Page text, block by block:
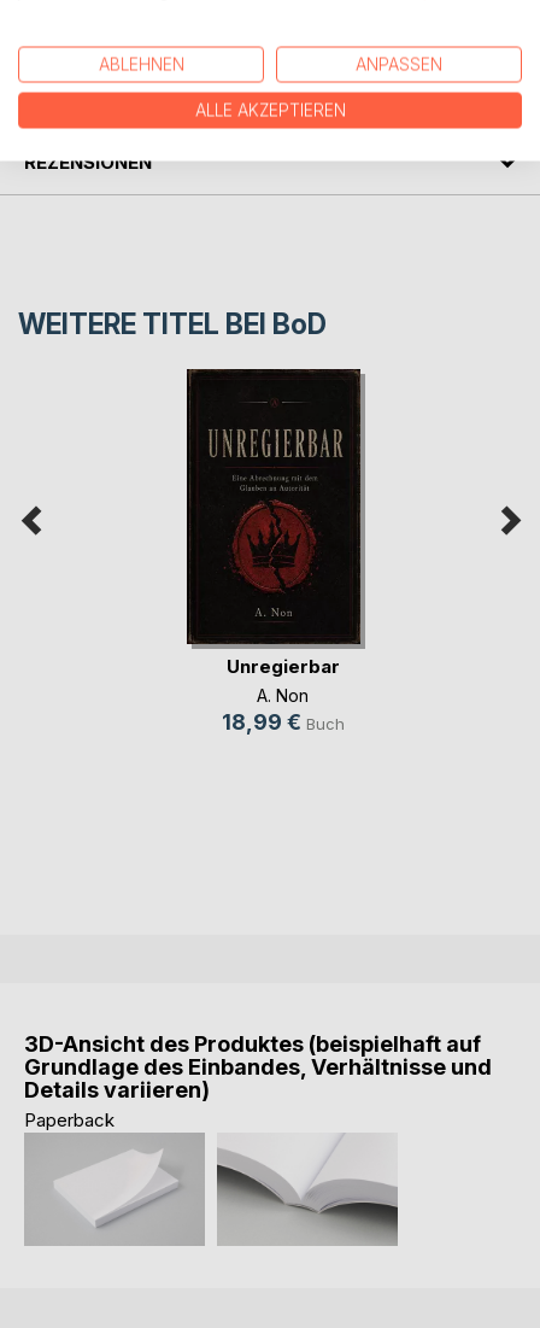
PRESSESTIMMEN
REZENSIONEN
WEITERE TITEL BEI BoD
Unregierbar
A. Non
18,99 € Buch
3D-Ansicht des Produktes (beispielhaft auf
Grundlage des Einbandes, Verhältnisse und
Details variieren)
Paperback
ABLEHNEN ANPASSEN
ALLE AKZEPTIEREN